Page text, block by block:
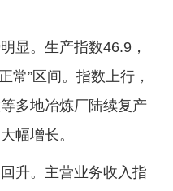
显。生产指数46.9，
常”区间。指数上行，
多地冶炼厂陆续复产
幅增长。
升。主营业务收入指